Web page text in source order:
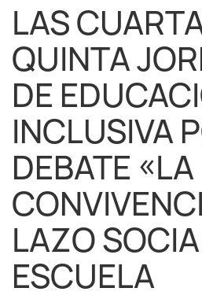
LAS
QUINTA
DE
INCLUSIVA
DEBATE «LA
LAZO
ESCUELA